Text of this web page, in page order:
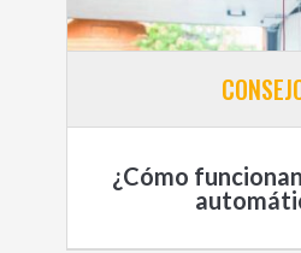
¿Cómo